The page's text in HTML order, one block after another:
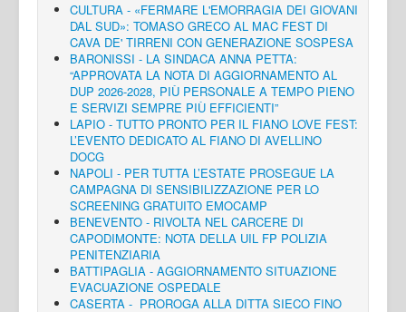
CULTURA - «FERMARE L'EMORRAGIA DEI GIOVANI
DAL SUD»: TOMASO GRECO AL MAC FEST DI
CAVA DE' TIRRENI CON GENERAZIONE SOSPESA
BARONISSI - LA SINDACA ANNA PETTA:
“APPROVATA LA NOTA DI AGGIORNAMENTO AL
DUP 2026-2028, PIÙ PERSONALE A TEMPO PIENO
E SERVIZI SEMPRE PIÙ EFFICIENTI”
LAPIO - TUTTO PRONTO PER IL FIANO LOVE FEST:
L’EVENTO DEDICATO AL FIANO DI AVELLINO
DOCG
NAPOLI - PER TUTTA L’ESTATE PROSEGUE LA
CAMPAGNA DI SENSIBILIZZAZIONE PER LO
SCREENING GRATUITO EMOCAMP
BENEVENTO - RIVOLTA NEL CARCERE DI
CAPODIMONTE: NOTA DELLA UIL FP POLIZIA
PENITENZIARIA
BATTIPAGLIA - AGGIORNAMENTO SITUAZIONE
EVACUAZIONE OSPEDALE
CASERTA - PROROGA ALLA DITTA SIECO FINO